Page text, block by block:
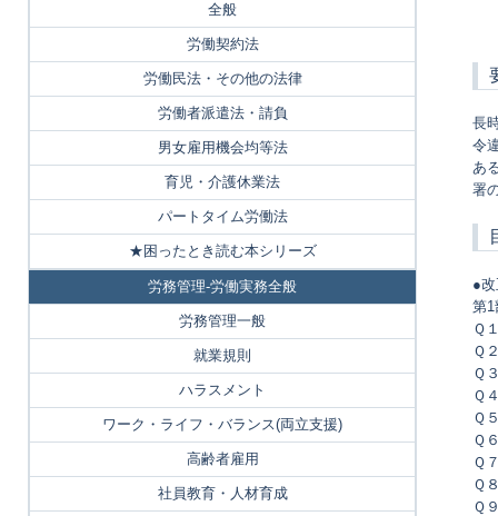
長
令
あ
署
●
第1
Ｑ
Ｑ
Ｑ
Ｑ
Ｑ
Ｑ
Ｑ
Ｑ
Ｑ
全般
労働契約法
労働民法・その他の法律
労働者派遣法・請負
男女雇用機会均等法
育児・介護休業法
パートタイム労働法
★困ったとき読む本シリーズ
労務管理-労働実務全般
労務管理一般
就業規則
ハラスメント
ワーク・ライフ・バランス(両立支援)
高齢者雇用
社員教育・人材育成